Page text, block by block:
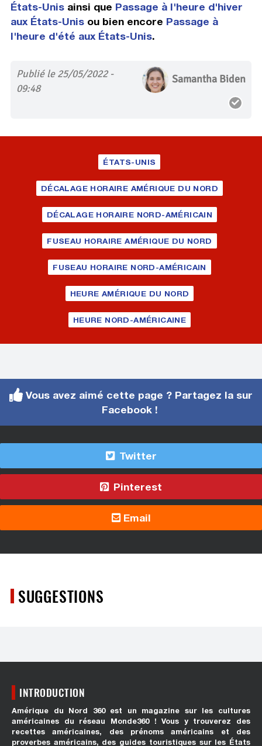
États-Unisainsi que Passage à l'heure d'hiver
aux États-Unisou bien encore Passage à
l'heure d'été aux États-Unis.
Publié le 25/05/2022 -
09:48
Samantha Biden
ÉTATS-UNIS
DÉCALAGE HORAIRE AMÉRIQUE DU NORD
DÉCALAGE HORAIRE NORD-AMÉRICAIN
FUSEAU HORAIRE AMÉRIQUE DU NORD
FUSEAU HORAIRE NORD-AMÉRICAIN
HEURE AMÉRIQUE DU NORD
HEURE NORD-AMÉRICAINE
Vous avez aimé cette page ? Partagez la sur
Facebook !
Twitter
Pinterest
Email
SUGGESTIONS
INTRODUCTION
Amérique du Nord 360 est un magazine sur les cultures
américaines du réseau Monde360 ! Vous y trouverez des
recettes américaines, des prénoms américains et des
proverbes américains, des guides touristiques sur les États